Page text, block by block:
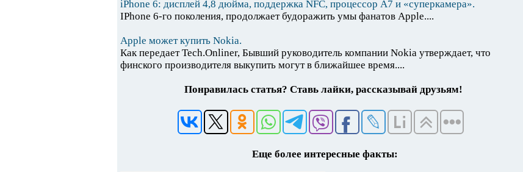
iPhone 6: дисплей 4,8 дюйма, поддержка NFC, процессор A7 и «суперкамера».
IPhone 6-го поколения, продолжает будоражить умы фанатов Apple....
Apple может купить Nokia.
Как передает Tech.Onliner, Бывший руководитель компании Nokia утверждает, что
финского производителя выкупить могут в ближайшее время....
Понравилась статья? Ставь лайки, рассказывай друзьям!
Еще более интересные факты: